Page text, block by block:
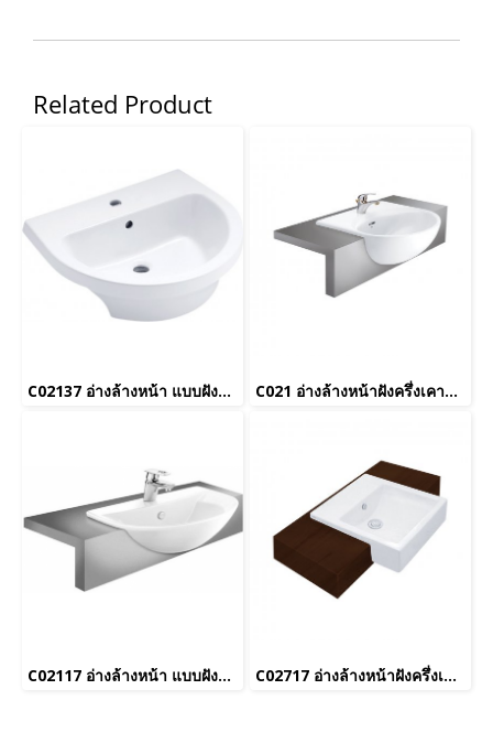
Related Product
C02137 อ่างล้างหน้า แบบฝังครึ่งเคาน์เตอร์ รุ่น OPERA_ยกเลิกผลิต C021 อ่างล้างหน้าฝังครึ่งเคาน์เตอร์ รุ่น Helen
C02117 อ่างล้างหน้า แบบฝังครึ่งเคาน์เตอร์ รุ่น UNIQUE (ยกเลิกการขาย) C02717 อ่างล้างหน้าฝังครึ่งเคาน์เตอร์ รุ่น Parvis